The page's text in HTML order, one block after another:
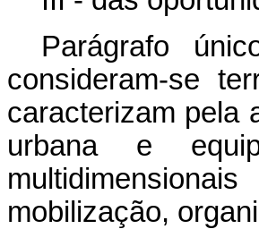
Parágrafo
consideram-se
caracterizam pela
urbana e
mobilização,